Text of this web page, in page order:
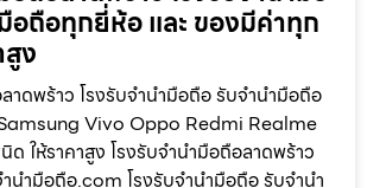
อถือทุกยี่ห้อ และ ของมีค่าทุก
ง
าดพร้าว โรงรับจำนำมือถือ รับจำนำมือถือ
Vivo Oppo Redmi Realme
ด ให้ราคาสูง โรงรับจำนำมือถือลาดพร้าว
นํามือถือ.com โรงรับจำนำมือถือ รับจำนำ